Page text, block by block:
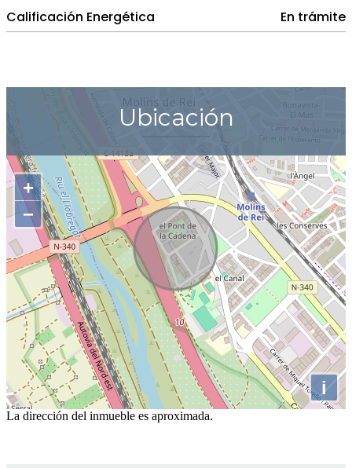
Calificación Energética
En trámite
Ubicación
+
−
i
La dirección del inmueble es aproximada.